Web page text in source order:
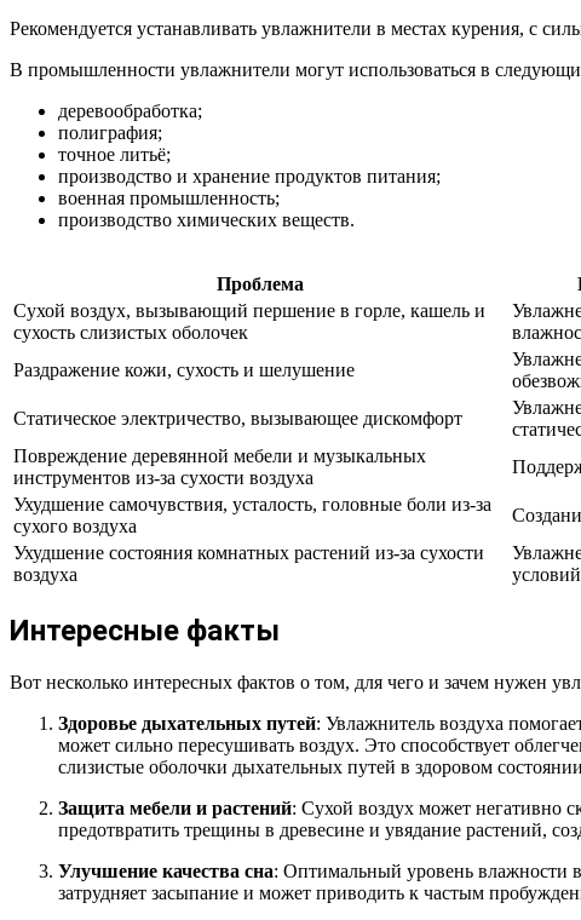
Рекомендуется устанавливать увлажнители в местах курения, с
В промышленности увлажнители могут использоваться в
деревообработка;
полиграфия;
точное литьё;
производство и хранение продуктов питания;
военная промышленность;
производство химических веществ.
Проблема
Сухой воздух, вызывающий першение в горле, кашель и
сухость слизистых оболочек
Раздражение кожи, сухость и шелушение
Статическое электричество, вызывающее дискомфорт
Повреждение деревянной мебели и музыкальных
инструментов из-за сухости воздуха
Ухудшение самочувствия, усталость, головные боли из-за
сухого воздуха
Ухудшение состояния комнатных растений из-за сухости
воздуха
Интересные факты
Вот несколько интересных фактов о том, для чего и зачем нужен
Здоровье дыхательных путей: Увлажнитель воздуха
может сильно пересушивать воздух. Это способствует
слизистые оболочки дыхательных путей в здоровом
Защита мебели и растений: Сухой воздух может негативно
предотвратить трещины в древесине и увядание растений,
Улучшение качества сна: Оптимальный уровень влажности
затрудняет засыпание и может приводить к частым